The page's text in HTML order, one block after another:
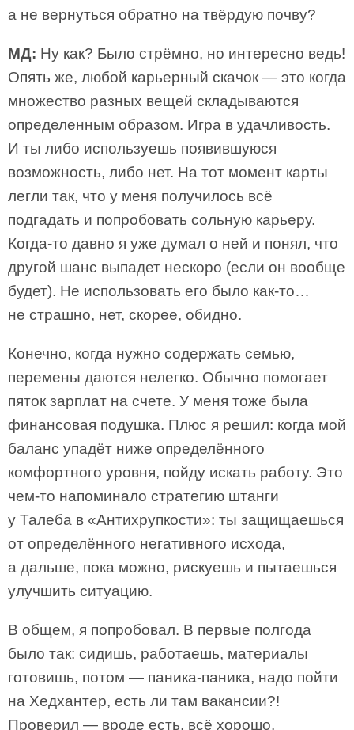
а не вернуться обратно на твёрдую почву?
МД: Ну как? Было стрёмно, но интересно ведь!
Опять же, любой карьерный скачок — это когда
множество разных вещей складываются
определенным образом. Игра в удачливость.
И ты либо используешь появившуюся
возможность, либо нет. На тот момент карты
легли так, что у меня получилось всё
подгадать и попробовать сольную карьеру.
Когда-то давно я уже думал о ней и понял, что
другой шанс выпадет нескоро (если он вообще
будет). Не использовать его было как-то…
не страшно, нет, скорее, обидно.
Конечно, когда нужно содержать семью,
перемены даются нелегко. Обычно помогает
пяток зарплат на счете. У меня тоже была
финансовая подушка. Плюс я решил: когда мой
баланс упадёт ниже определённого
комфортного уровня, пойду искать работу. Это
чем-то напоминало стратегию штанги
у Талеба в «Антихрупкости»: ты защищаешься
от определённого негативного исхода,
а дальше, пока можно, рискуешь и пытаешься
улучшить ситуацию.
В общем, я попробовал. В первые полгода
было так: сидишь, работаешь, материалы
готовишь, потом — паника-паника, надо пойти
на Хедхантер, есть ли там вакансии?!
Проверил — вроде есть, всё хорошо,